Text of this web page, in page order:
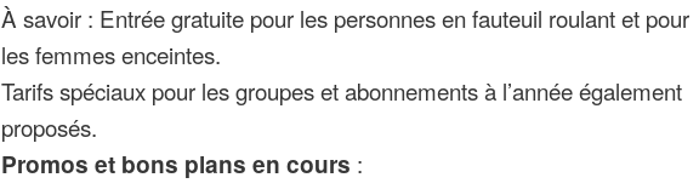
À savoir : Entrée gratuite pour les personnes en fauteuil roulant et pour
les femmes enceintes.
Tarifs spéciaux pour les groupes et abonnements à l’année également
proposés.
Promos et bons plans en cours :